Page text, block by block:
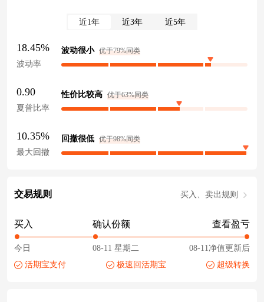
近1年 近3年 近5年
18.45%
波动率
波动很小 优于79%同类
0.90
夏普比率
性价比较高 优于63%同类
10.35%
最大回撤
回撤很低 优于98%同类
交易规则 买入、卖出规则
买入
今日
确认份额
08-11 星期二
查看盈亏
08-11净值更新后
活期宝支付
极速回活期宝 超级转换